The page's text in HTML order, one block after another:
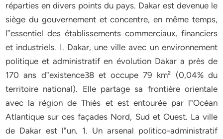
réparties en divers points du pays. Dakar est devenue le
siège du gouvernement et concentre, en même temps,
l‟essentiel des établissements commerciaux, financiers
et industriels. I. Dakar, une ville avec un environnement
politique et administratif en évolution Dakar a près de
170 ans d‟existence38 et occupe 79 km² (0,04% du
territoire national). Elle partage sa frontière orientale
avec la région de Thiès et est entourée par l‟Océan
Atlantique sur ces façades Nord, Sud et Ouest. La ville
de Dakar est l‟un. 1. Un arsenal politico-administratif